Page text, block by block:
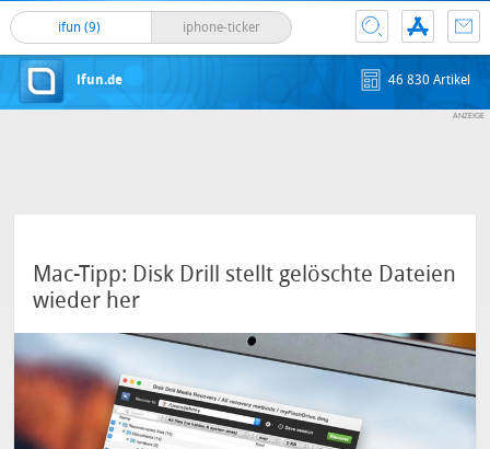
ifun (9) iphone-ticker
ifun.de 46 830 Artikel
Mac-Tipp: Disk Drill stellt gelöschte Dateien
wieder her